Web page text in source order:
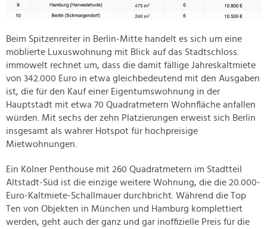
Beim Spitzenreiter in Berlin-Mitte handelt es sich um eine
möblierte Luxuswohnung mit Blick auf das Stadtschloss.
immowelt rechnet um, dass die damit fällige Jahreskaltmiete
von 342.000 Euro in etwa gleichbedeutend mit den Ausgaben
ist, die für den Kauf einer Eigentumswohnung in der
Hauptstadt mit etwa 70 Quadratmetern Wohnfläche anfallen
würden. Mit sechs der zehn Platzierungen erweist sich Berlin
insgesamt als wahrer Hotspot für hochpreisige
Mietwohnungen.
Ein Kölner Penthouse mit 260 Quadratmetern im Stadtteil
Altstadt-Süd ist die einzige weitere Wohnung, die die 20.000-
Euro-Kaltmiete-Schallmauer durchbricht. Während die Top
Ten von Objekten in München und Hamburg komplettiert
werden, geht auch der ganz und gar inoffizielle Preis für die